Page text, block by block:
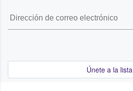
Únete a la lista